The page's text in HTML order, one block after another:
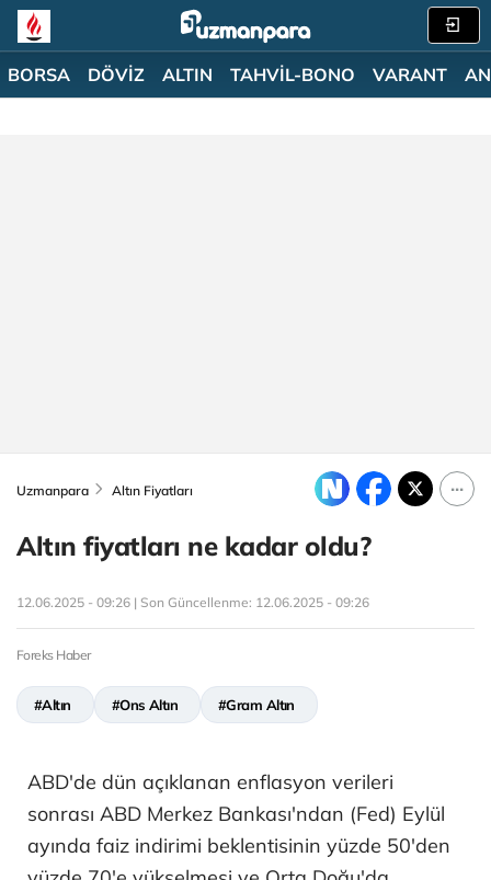
BORSA DÖVİZ ALTIN TAHVİL-BONO VARANT
Uzmanpara Altın Fiyatları
Altın fiyatları ne kadar oldu?
12.06.2025 - 09:26 | Son Güncellenme: 12.06.2025 - 09:26
Foreks Haber
#Altın #Ons Altın #Gram Altın
ABD'de dün açıklanan enflasyon verileri
sonrası ABD Merkez Bankası'ndan (Fed) Eylül
ayında faiz indirimi beklentisinin yüzde 50'den